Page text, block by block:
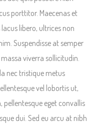
porttitor. Maecenas et
libero, ultrices non
Suspendisse at semper
viverra sollicitudin.
nec tristique metus
vel lobortis ut,
pellentesque eget convallis
dui. Sed eu arcu at nibh